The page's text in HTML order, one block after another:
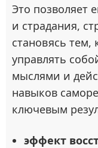
Это позволяет
и страдания,
становясь
управлять
мыслями и
навыков
ключевым
эффект